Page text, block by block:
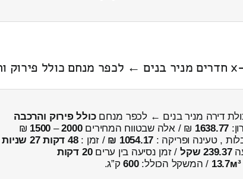
דירה מניר בנים ← לכפר מנחםכולל פירוק והרכבה
1638.77 ₪ / אלה שבטווח המחירים2000
–
1500
₪
, טעינה ופריקה : 1054.17 ₪ / זמן :48 דקות 27 שניות
239.37 שקל / זמן נסיעה בין ערים20 דקות
13.7м³ / המשקל הכולל:600ק”ג.